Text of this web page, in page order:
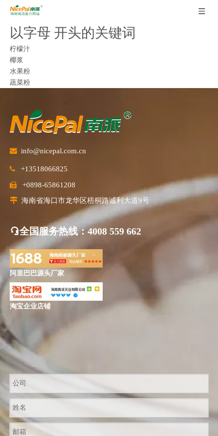
以字母 开头的关键词
柠檬汁
椰浆
水果粉
蔬菜粉
 info@nicepal.com.cn
 +13518066825
 +0898-65861208
 海南省海口市龙华区梧桐路诚利大道9号
全国服务热线：4008 559 662
阿里巴巴源头厂家
淘宝企业店铺